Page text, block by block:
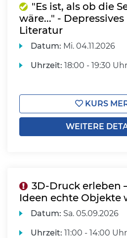
"Es ist, als ob die
wäre..." -
Literatur
Datum: Mi. 04.11.2026
Uhrzeit: 18:00 - 19:30 Uhr
KURS
WEITERE
3D-Druck erleben
Ideen echte Objekte
Datum: Sa. 05.09.2026
Uhrzeit: 11:00 - 14:00 Uhr